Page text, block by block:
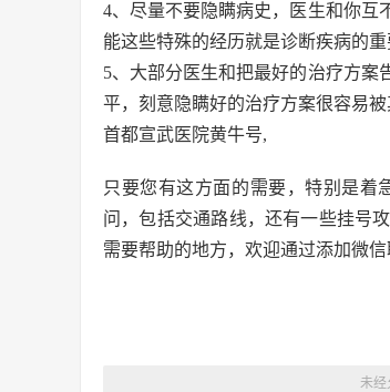
4、尽量不要隐瞒病史，医生和你互
能这些特殊的经历就是诊断疾病的重
5、大部分医生和把最好的治疗方案
平，刻意隐瞒好的治疗方案很容易
首都宣武医院黄牛号,
只要您有这方面的需要，特别是着
问，包括交通路线，还有一些挂号
需要帮助的地方，欢迎通过添加微
未经